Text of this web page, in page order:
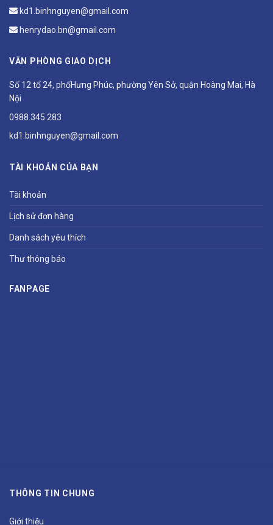
kd1.binhnguyen@gmail.com
henrydao.bn@gmail.com
VĂN PHÒNG GIAO DỊCH
Số 12 tổ 24, phốHưng Phúc, phường Yên Sở, quận Hoàng Mai, Hà
Nội
0988.345.283
kd1.binhnguyen@gmail.com
TÀI KHOẢN CỦA BẠN
Tài khoản
Lịch sử đơn hàng
Danh sách yêu thích
Thư thông báo
FANPAGE
THÔNG TIN CHUNG
Giới thiệu